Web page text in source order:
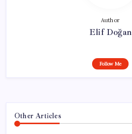
Author
Elif Doğan
Follow Me
Other Articles